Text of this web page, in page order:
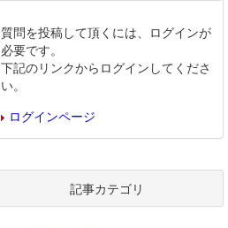
質問を投稿して頂くには、ログインが
必要です。
下記のリンクからログインしてくださ
い。
ログインページ
記事カテゴリ